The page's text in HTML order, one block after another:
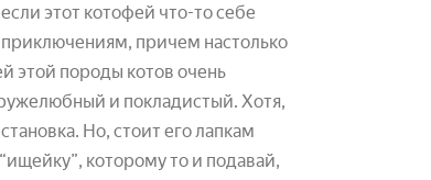
этот котофей что-то себе
причем настолько
этой породы котов очень
и покладистый. Хотя,
Но, стоит его лапкам
которому то и подавай,